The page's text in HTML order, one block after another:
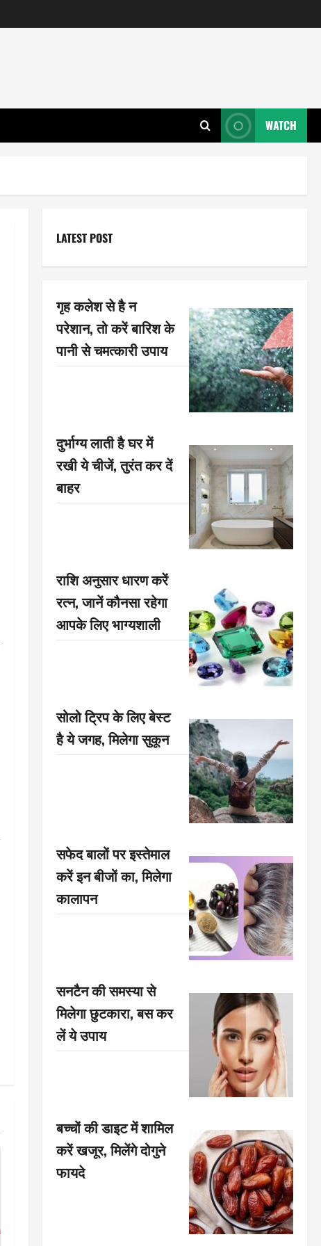
WATCH
LATEST POST
गृह कलेश से है न
परेशान, तो करें बारिश के
पानी से चमत्कारी उपाय
दुर्भाग्य लाती है घर में
रखी ये चीजें, तुरंत कर दें
बाहर
राशि अनुसार धारण करें
रत्न, जानें कौनसा रहेगा
आपके लिए भाग्यशाली
सोलो ट्रिप के लिए बेस्ट
है ये जगह, मिलेगा सुकून
सफेद बालों पर इस्तेमाल
करें इन बीजों का, मिलेगा
कालापन
सनटैन की समस्या से
मिलेगा छुटकारा, बस कर
लें ये उपाय
बच्चों की डाइट में शामिल
करें खजूर, मिलेंगे दोगुने
फायदे